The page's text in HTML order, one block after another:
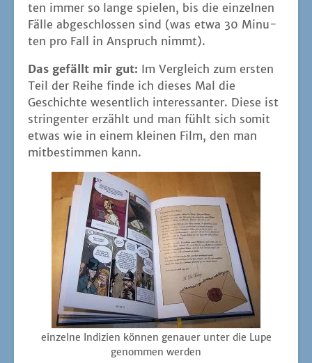
ten immer so lan­ge spie­len, bis die ein­zel­nen
Fäl­le abge­schlos­sen sind (was etwa 30 Minu­
ten pro Fall in Anspruch nimmt).
Das gefällt mir gut: Im Ver­gleich zum ers­ten
Teil der Rei­he fin­de ich die­ses Mal die
Geschich­te wesent­lich inter­es­san­ter. Die­se ist
strin­gen­ter erzählt und man fühlt sich somit
etwas wie in einem klei­nen Film, den man
mit­be­stim­men kann.
ein­zel­ne Indi­zi­en kön­nen genau­er unter die Lupe
genom­men werden